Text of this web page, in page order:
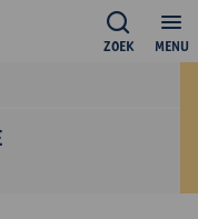
MENU
ZOEK